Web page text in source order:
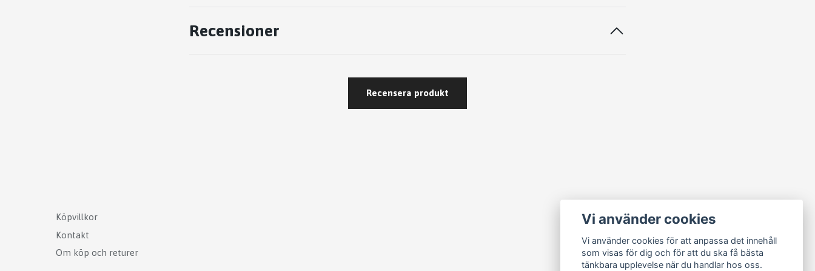
Recensioner
Recensera produkt
Köpvillkor
Kontakt
Om köp och returer
Vi använder cookies
Vi använder cookies för att anpassa det innehåll
som visas för dig och för att du ska få bästa
tänkbara upplevelse när du handlar hos oss.